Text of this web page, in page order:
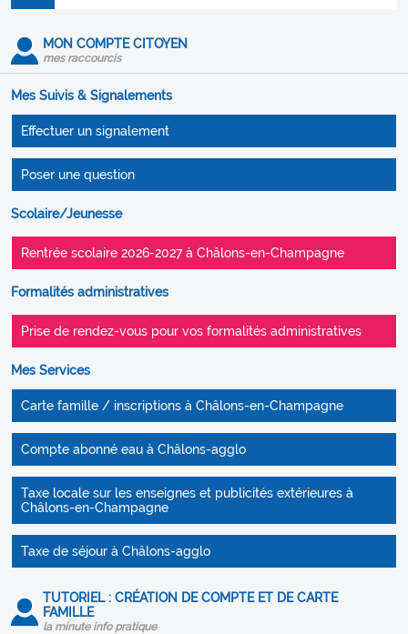
MON COMPTE CITOYEN
mes raccourcis
Mes Suivis & Signalements
Effectuer un signalement
Poser une question
Scolaire/Jeunesse
Rentrée scolaire 2026-2027 à Châlons-en-Champagne
Formalités administratives
Prise de rendez-vous pour vos formalités administratives
Mes Services
Carte famille / inscriptions à Châlons-en-Champagne
Compte abonné eau à Châlons-agglo
Taxe locale sur les enseignes et publicités extérieures à
Châlons-en-Champagne
Taxe de séjour à Châlons-agglo
TUTORIEL : CRÉATION DE COMPTE ET DE CARTE
FAMILLE
la minute info pratique